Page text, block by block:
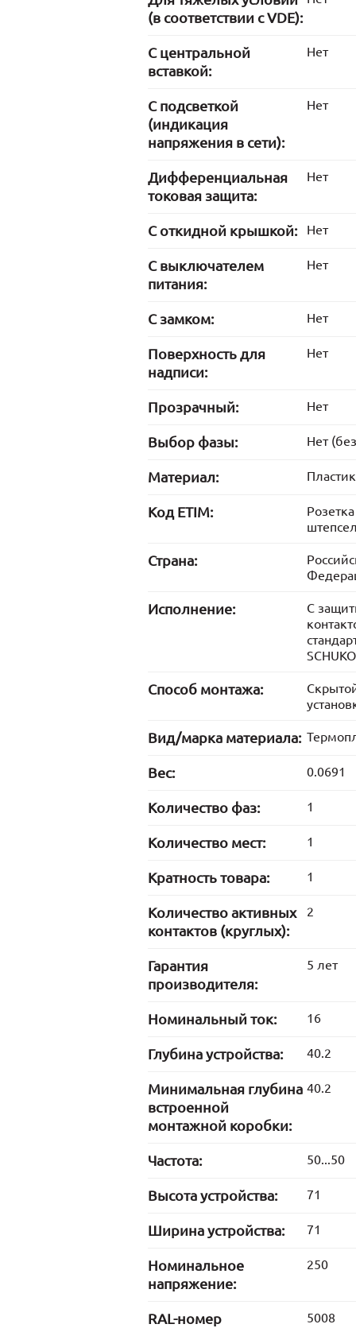
(в соответствии с VDE):
С центральной
вставкой:
Нет
С подсветкой
(индикация
напряжения в сети):
Нет
Дифференциальная
токовая защита:
Нет
С откидной крышкой: Нет
С выключателем
питания:
Нет
С замком: Нет
Поверхность для
надписи:
Нет
Прозрачный: Нет
Выбор фазы: Нет
Материал: Пластик
Код ETIM:
Розетка
Страна:
Исполнение:
С
SCHUKO
Способ монтажа:
Вид/марка материала:
Вес: 0.0691
Количество фаз: 1
Количество мест: 1
Кратность товара: 1
Количество активных
контактов (круглых):
2
Гарантия
производителя:
5 лет
Номинальный ток: 16
Глубина устройства: 40.2
Минимальная глубина
встроенной
монтажной коробки:
40.2
Частота: 50...50
Высота устройства: 71
Ширина устройства: 71
Номинальное
напряжение:
250
RAL-номер
5008